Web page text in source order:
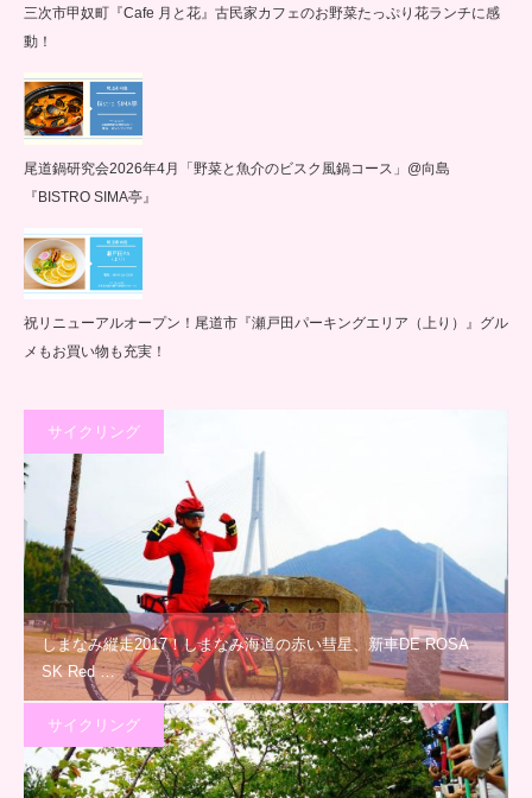
三次市甲奴町『Cafe 月と花』古民家カフェのお野菜たっぷり花ランチに感
動！
尾道鍋研究会2026年4月「野菜と魚介のビスク風鍋コース」@向島
『BISTRO SIMA亭』
祝リニューアルオープン！尾道市『瀬戸田パーキングエリア（上り）』グル
メもお買い物も充実！
サイクリング
しまなみ縦走2017！しまなみ海道の赤い彗星、新車DE ROSA
SK Red …
サイクリング